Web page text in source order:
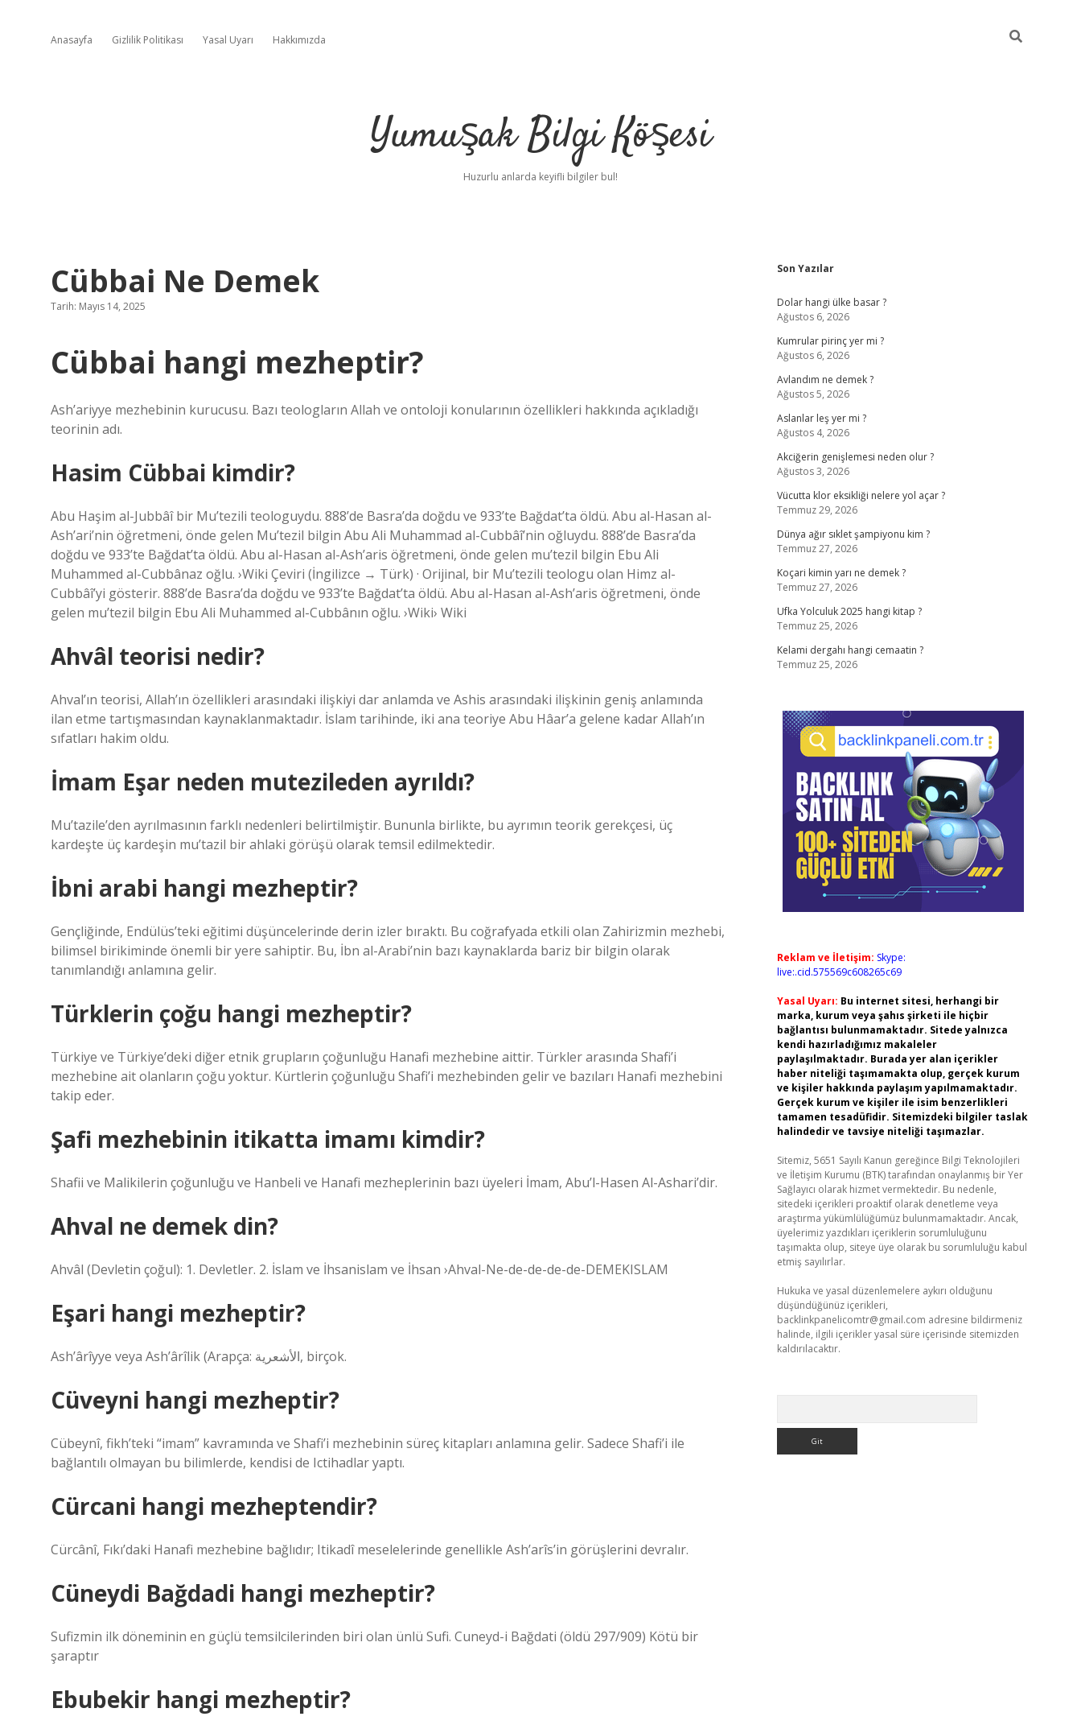
Anasayfa Gizlilik Politikası Yasal Uyarı Hakkımızda
Yumuşak Bilgi Köşesi
Huzurlu anlarda keyifli bilgiler bul!
Cübbai Ne Demek
Tarih: Mayıs 14, 2025
Cübbai hangi mezheptir?
Ash’ariyye mezhebinin kurucusu. Bazı teologların Allah ve ontoloji konularının özellikleri hakkında açıkladığı
teorinin adı.
Hasim Cübbai kimdir?
Abu Haşim al-Jubbâî bir Mu’tezili teologuydu. 888’de Basra’da doğdu ve 933’te Bağdat’ta öldü. Abu al-Hasan al-
Ash’ari’nin öğretmeni, önde gelen Mu’tezil bilgin Abu Ali Muhammad al-Cubbâî’nin oğluydu. 888’de Basra’da
doğdu ve 933’te Bağdat’ta öldü. Abu al-Hasan al-Ash’aris öğretmeni, önde gelen mu’tezil bilgin Ebu Ali
Muhammed al-Cubbânaz oğlu. ›Wiki Çeviri (İngilizce → Türk) · Orijinal, bir Mu’tezili teologu olan Himz al-
Cubbâî’yi gösterir. 888’de Basra’da doğdu ve 933’te Bağdat’ta öldü. Abu al-Hasan al-Ash’aris öğretmeni, önde
gelen mu’tezil bilgin Ebu Ali Muhammed al-Cubbânın oğlu. ›Wiki› Wiki
Ahvâl teorisi nedir?
Ahval’ın teorisi, Allah’ın özellikleri arasındaki ilişkiyi dar anlamda ve Ashis arasındaki ilişkinin geniş anlamında
ilan etme tartışmasından kaynaklanmaktadır. İslam tarihinde, iki ana teoriye Abu Hâar’a gelene kadar Allah’ın
sıfatları hakim oldu.
İmam Eşar neden mutezileden ayrıldı?
Mu’tazile’den ayrılmasının farklı nedenleri belirtilmiştir. Bununla birlikte, bu ayrımın teorik gerekçesi, üç
kardeşte üç kardeşin mu’tazil bir ahlaki görüşü olarak temsil edilmektedir.
İbni arabi hangi mezheptir?
Gençliğinde, Endülüs’teki eğitimi düşüncelerinde derin izler bıraktı. Bu coğrafyada etkili olan Zahirizmin mezhebi,
bilimsel birikiminde önemli bir yere sahiptir. Bu, İbn al-Arabi’nin bazı kaynaklarda bariz bir bilgin olarak
tanımlandığı anlamına gelir.
Türklerin çoğu hangi mezheptir?
Türkiye ve Türkiye’deki diğer etnik grupların çoğunluğu Hanafi mezhebine aittir. Türkler arasında Shafi’i
mezhebine ait olanların çoğu yoktur. Kürtlerin çoğunluğu Shafi’i mezhebinden gelir ve bazıları Hanafi mezhebini
takip eder.
Şafi mezhebinin itikatta imamı kimdir?
Shafii ve Malikilerin çoğunluğu ve Hanbeli ve Hanafi mezheplerinin bazı üyeleri İmam, Abu’l-Hasen Al-Ashari’dir.
Ahval ne demek din?
Ahvâl (Devletin çoğul): 1. Devletler. 2. İslam ve İhsanislam ve İhsan ›Ahval-Ne-de-de-de-de-DEMEKISLAM
Eşari hangi mezheptir?
Ash’ârîyye veya Ash’ârîlik (Arapça: الأشعرية, birçok.
Cüveyni hangi mezheptir?
Cübeynî, fikh’teki “imam” kavramında ve Shafi’i mezhebinin süreç kitapları anlamına gelir. Sadece Shafi’i ile
bağlantılı olmayan bu bilimlerde, kendisi de Ictihadlar yaptı.
Cürcani hangi mezheptendir?
Cürcânî, Fıkı’daki Hanafi mezhebine bağlıdır; Itikadî meselelerinde genellikle Ash’arîs’in görüşlerini devralır.
Cüneydi Bağdadi hangi mezheptir?
Sufizmin ilk döneminin en güçlü temsilcilerinden biri olan ünlü Sufi. Cuneyd-i Bağdati (öldü 297/909) Kötü bir
şaraptır
Ebubekir hangi mezheptir?
Sidebar
Son Yazılar
Dolar hangi ülke basar ?
Ağustos 6, 2026
Kumrular pirinç yer mi ?
Ağustos 6, 2026
Avlandım ne demek ?
Ağustos 5, 2026
Aslanlar leş yer mi ?
Ağustos 4, 2026
Akciğerin genişlemesi neden olur ?
Ağustos 3, 2026
Vücutta klor eksikliği nelere yol açar ?
Temmuz 29, 2026
Dünya ağır sıklet şampiyonu kim ?
Temmuz 27, 2026
Koçari kimin yarı ne demek ?
Temmuz 27, 2026
Ufka Yolculuk 2025 hangi kitap ?
Temmuz 25, 2026
Kelami dergahı hangi cemaatin ?
Temmuz 25, 2026
Reklam ve İletişim: Skype:
live:.cid.575569c608265c69
Yasal Uyarı: Bu internet sitesi, herhangi bir
marka, kurum veya şahıs şirketi ile hiçbir
bağlantısı bulunmamaktadır. Sitede yalnızca
kendi hazırladığımız makaleler
paylaşılmaktadır. Burada yer alan içerikler
haber niteliği taşımamakta olup, gerçek kurum
ve kişiler hakkında paylaşım yapılmamaktadır.
Gerçek kurum ve kişiler ile isim benzerlikleri
tamamen tesadüfidir. Sitemizdeki bilgiler taslak
halindedir ve tavsiye niteliği taşımazlar.
Sitemiz, 5651 Sayılı Kanun gereğince Bilgi Teknolojileri
ve İletişim Kurumu (BTK) tarafından onaylanmış bir Yer
Sağlayıcı olarak hizmet vermektedir. Bu nedenle,
sitedeki içerikleri proaktif olarak denetleme veya
araştırma yükümlülüğümüz bulunmamaktadır. Ancak,
üyelerimiz yazdıkları içeriklerin sorumluluğunu
taşımakta olup, siteye üye olarak bu sorumluluğu kabul
etmiş sayılırlar.
Hukuka ve yasal düzenlemelere aykırı olduğunu
düşündüğünüz içerikleri,
backlinkpanelicomtr@gmail.com adresine bildirmeniz
halinde, ilgili içerikler yasal süre içerisinde sitemizden
kaldırılacaktır.
https://hiltonbet-giris.com/